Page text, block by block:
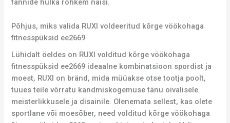
fännide hulka rohkem naisi.
Põhjus, miks valida RUXI voldeeritud kõrge vöökohaga
fitnesspüksid ee2669
Lühidalt öeldes on RUXI volditud kõrge vöökohaga
fitnesspüksid ee2669 ideaalne kombinatsioon spordist ja
moest, RUXI on bränd, mida müüakse otse tootja poolt,
tuues teile võrratu kandmiskogemuse tänu oivalisele
meisterlikkusele ja disainile. Olenemata sellest, kas olete
sportlane või moesõber, need volditud kõrge vöökohaga